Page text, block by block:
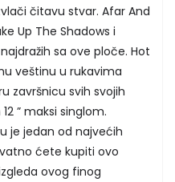
čitavu stvar. Afar And
Up The Shadows i
sa ove ploče. Hot
veštinu u rukavima
završnicu svih svojih
” maksi singlom.
je jedan od najvećih
ćete kupiti ovo
ovog finog